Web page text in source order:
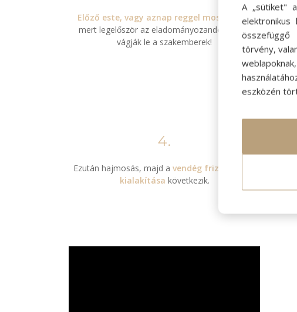
Előző este, vagy aznap reggel moss hajat,
mert legelőször az eladományozandó tincset
vágják le a szakemberek!
4.
Ezután hajmosás, majd a vendég frizurájának
kialakítása következik.
A „sütiket"
elektronikus
törvény,
eszközén